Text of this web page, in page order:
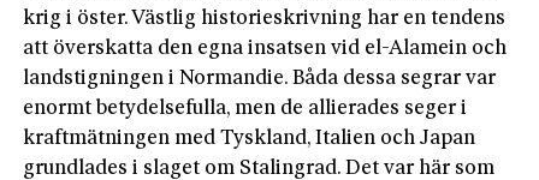
krig i öster. Västlig historieskrivning har en tendens
att överskatta den egna insatsen vid el-Alamein och
landstigningen i Normandie. Båda dessa segrar var
enormt betydelsefulla, men de allierades seger i
kraftmätningen med Tyskland, Italien och Japan
grundlades i slaget om Stalingrad. Det var här som